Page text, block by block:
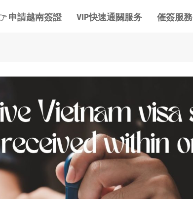
申請越南簽證 VIP快速通關服务 催簽服務